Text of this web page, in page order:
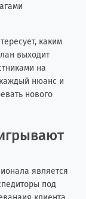
каким
выходит
на
каждый нюанс и
нового
является
под